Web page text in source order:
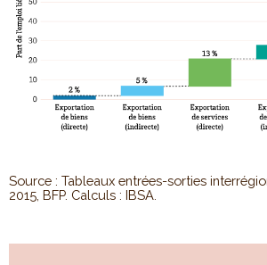
Source : Tableaux entrées-sorties
2015, BFP. Calculs : IBSA.